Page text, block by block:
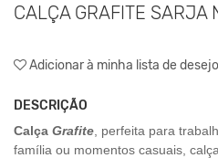
CALÇA GRAFITE SARJA
Adicionar à minha lista de
DESCRIÇÃO
Calça Grafite perfeita para
família ou momentos casuais,